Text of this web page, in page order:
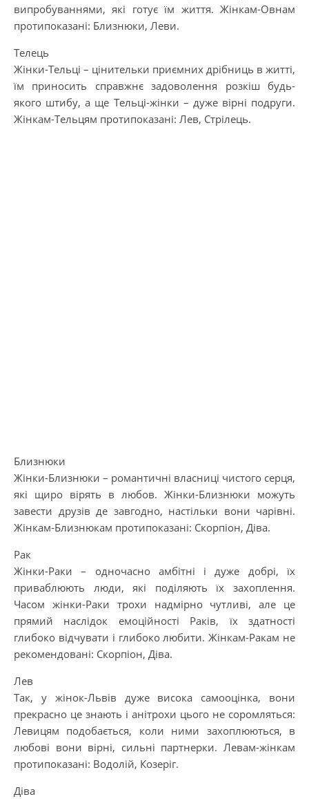
випробуваннями, які готує їм життя. Жінкам-Овнам
протипоказані: Близнюки, Леви.
Телець
Жінки-Тельці – цінительки приємних дрібниць в житті,
їм приносить справжнє задоволення розкіш будь-
якого штибу, а ще Тельці-жінки – дуже вірні подруги.
Жінкам-Тельцям протипоказані: Лев, Стрілець.
Близнюки
Жінки-Близнюки – романтичні власниці чистого серця,
які щиро вірять в любов. Жінки-Близнюки можуть
завести друзів де завгодно, настільки вони чарівні.
Жінкам-Близнюкам протипоказані: Скорпіон, Діва.
Рaк
Жінки-Рaки – одночасно амбітні і дуже добрі, їх
приваблюють люди, які поділяють їх захоплення.
Часом жінки-Рaки трохи надмірно чутливі, але це
прямий наслідок емоційності Рaків, їх здатності
глибоко відчувати і глибоко любити. Жінкам-Рaкам не
рекомендовані: Скорпіон, Діва.
Лев
Так, у жінок-Львів дуже висока самооцінка, вони
прекрасно це знають і анітрохи цього не соромляться:
Левицям подобається, коли ними захоплюються, в
любові вони вірні, сильні партнерки. Левам-жінкам
протипоказані: Водолій, Козеріг.
Діва